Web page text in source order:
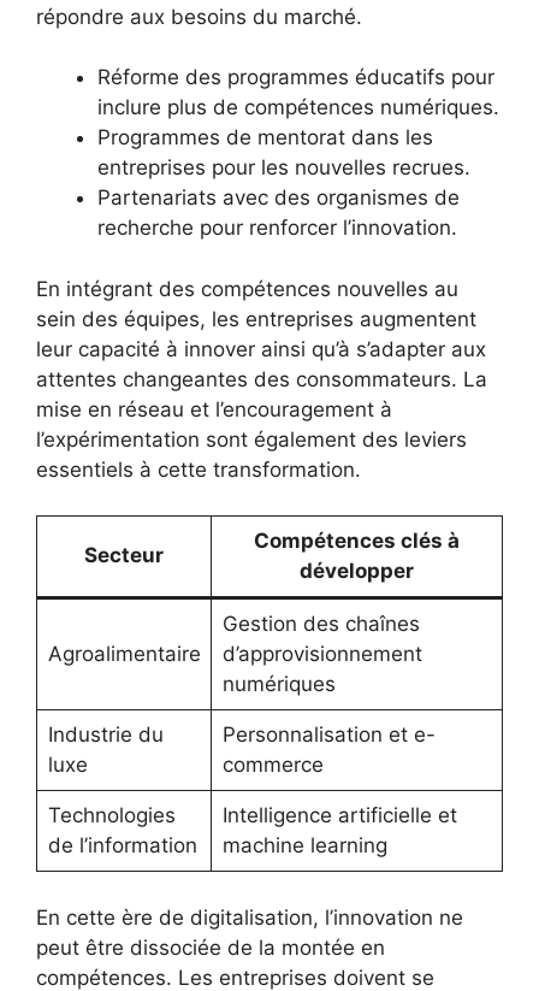
répondre aux besoins du marché.
Réforme des programmes éducatifs pour
inclure plus de compétences numériques.
Programmes de mentorat dans les
entreprises pour les nouvelles recrues.
Partenariats avec des organismes de
recherche pour renforcer l’innovation.
En intégrant des compétences nouvelles au
sein des équipes, les entreprises augmentent
leur capacité à innover ainsi qu’à s’adapter aux
attentes changeantes des consommateurs. La
mise en réseau et l’encouragement à
l’expérimentation sont également des leviers
essentiels à cette transformation.
Secteur
Compétences clés à
développer
Agroalimentaire
Gestion des chaînes
d’approvisionnement
numériques
Industrie du
luxe
Personnalisation et e-
commerce
Technologies
de l’information
Intelligence artificielle et
machine learning
En cette ère de digitalisation, l’innovation ne
peut être dissociée de la montée en
compétences. Les entreprises doivent se